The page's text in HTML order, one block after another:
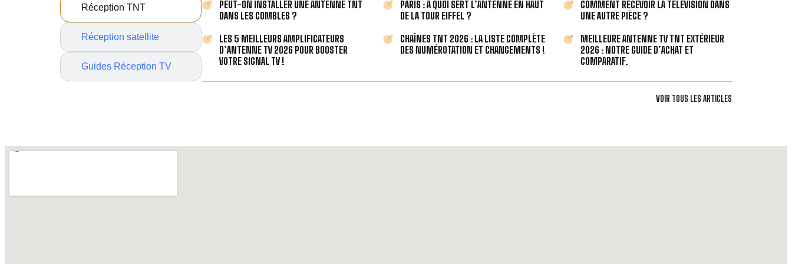
Réception TNT
Réception satellite
Guides Réception TV
PEUT-ON INSTALLER UNE ANTENNE TNT
DANS LES COMBLES ?
PARIS : À QUOI SERT L’ANTENNE EN HAUT
DE LA TOUR EIFFEL ?
COMMENT RECEVOIR LA TÉLÉVISION DANS
UNE AUTRE PIÈCE ?
LES 5 MEILLEURS AMPLIFICATEURS
D’ANTENNE TV 2026 POUR BOOSTER
VOTRE SIGNAL TV !
CHAÎNES TNT 2026 : LA LISTE COMPLÈTE
DES NUMÉROTATION ET CHANGEMENTS !
MEILLEURE ANTENNE TV TNT EXTÉRIEUR
2026 : NOTRE GUIDE D’ACHAT ET
COMPARATIF.
VOIR TOUS LES ARTICLES